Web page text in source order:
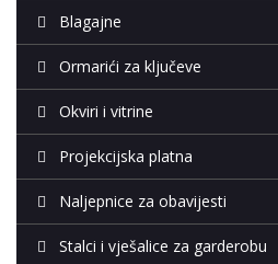
Blagajne
Ormarići za ključeve
Okviri i vitrine
Projekcijska platna
Naljepnice za obavijesti
Stalci i vješalice za garderobu